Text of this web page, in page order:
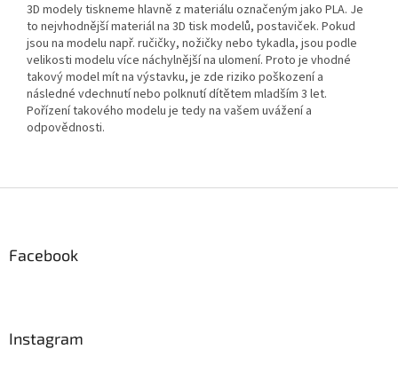
3D modely tiskneme hlavně z materiálu označeným jako PLA. Je
to nejvhodnější materiál na 3D tisk modelů, postaviček. Pokud
jsou na modelu např. ručičky, nožičky nebo tykadla, jsou podle
velikosti modelu více náchylnější na ulomení. Proto je vhodné
takový model mít na výstavku, je zde riziko poškození a
následné vdechnutí nebo polknutí dítětem mladším 3 let.
Pořízení takového modelu je tedy na vašem uvážení a
odpovědnosti.
Facebook
Instagram